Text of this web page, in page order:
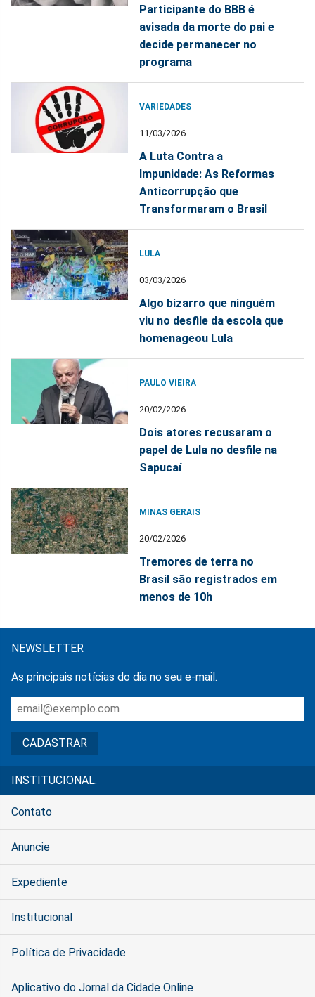
Participante do BBB é
avisada da morte do pai e
decide permanecer no
programa
VARIEDADES
11/03/2026
A Luta Contra a
Impunidade: As Reformas
Anticorrupção que
Transformaram o Brasil
LULA
03/03/2026
Algo bizarro que ninguém
viu no desfile da escola que
homenageou Lula
PAULO VIEIRA
20/02/2026
Dois atores recusaram o
papel de Lula no desfile na
Sapucaí
MINAS GERAIS
20/02/2026
Tremores de terra no
Brasil são registrados em
menos de 10h
NEWSLETTER
As principais notícias do dia no seu e-mail.
INSTITUCIONAL:
Contato
Anuncie
Expediente
Institucional
Política de Privacidade
Aplicativo do Jornal da Cidade Online